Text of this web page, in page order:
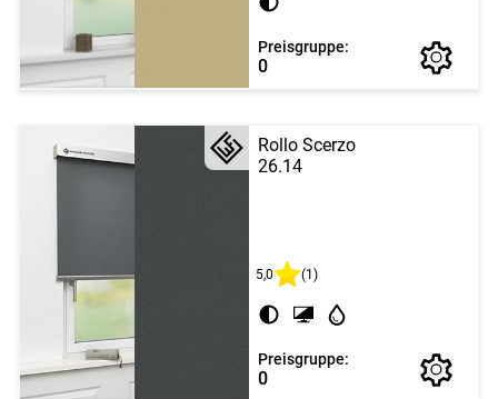
Preisgruppe:
0
Rollo Scerzo
26.14
5,0 (1)
Preisgruppe:
0